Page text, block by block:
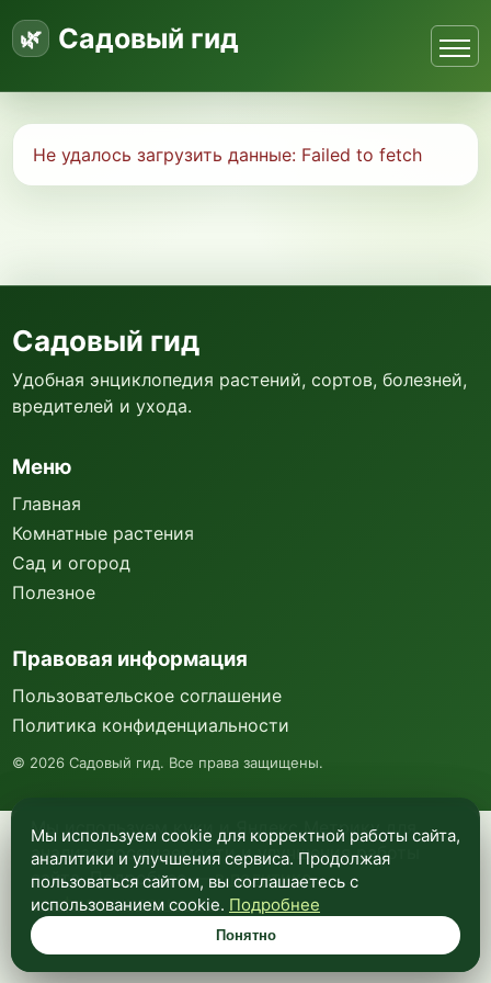
Садовый гид
Не удалось загрузить данные: Failed to fetch
Мы используем куки и Яндекс Метрику для
анализа посещаемости и улучшения работы
сайта. Подробнее —в политике
конфиденциальности.
Понятно
Садовый гид
Удобная энциклопедия растений, сортов, болезней,
вредителей и ухода.
Меню
Главная
Комнатные растения
Сад и огород
Полезное
Правовая информация
Пользовательское соглашение
Политика конфиденциальности
© 2026 Садовый гид. Все права защищены.
Мы используем cookie для корректной работы сайта,
аналитики и улучшения сервиса. Продолжая
пользоваться сайтом, вы соглашаетесь с
использованием cookie. Подробнее
Понятно